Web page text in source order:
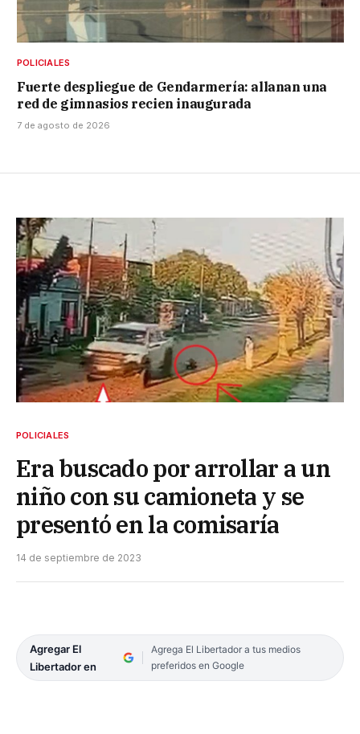
POLICIALES
Fuerte despliegue de Gendarmería: allanan una
red de gimnasios recien inaugurada
7 de agosto de 2026
POLICIALES
Era buscado por arrollar a un
niño con su camioneta y se
presentó en la comisaría
14 de septiembre de 2023
Agregar El
Libertador en
Agrega El Libertador a tus medios
preferidos en Google